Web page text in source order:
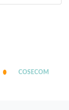
COSECOM